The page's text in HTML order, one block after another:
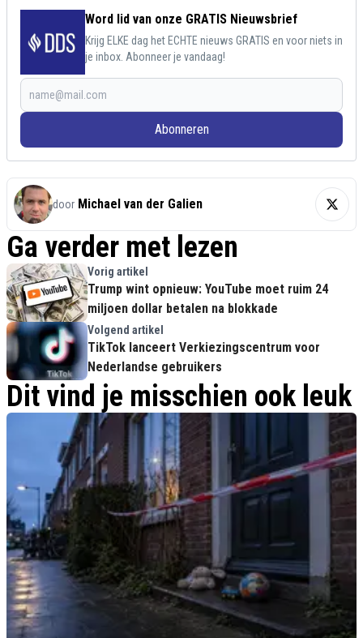
Word lid van onze GRATIS Nieuwsbrief
Krijg ELKE dag het ECHTE nieuws GRATIS en voor niets in
je inbox. Abonneer je vandaag!
Abonneren
door Michael van der Galien
Ga verder met lezen
Vorig artikel
Trump wint opnieuw: YouTube moet ruim 24
miljoen dollar betalen na blokkade
Volgend artikel
TikTok lanceert Verkiezingscentrum voor
Nederlandse gebruikers
Dit vind je misschien ook leuk